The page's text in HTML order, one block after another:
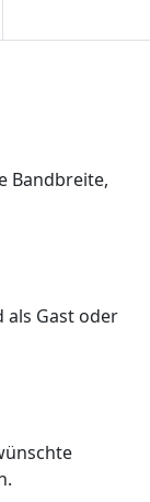
Bandbreite,
Gast oder